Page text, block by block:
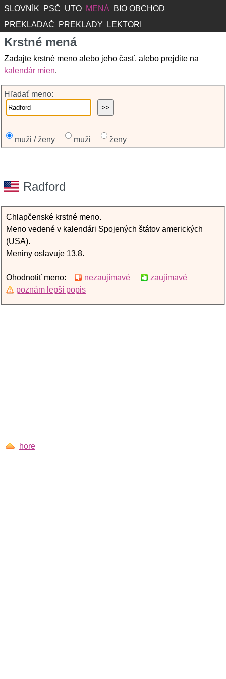
SLOVNÍK PSČ UTO MENÁ
BIO OBCHOD
PREKLADAČ
PREKLADY LEKTORI
Krstné mená
Zadajte krstné meno alebo jeho časť, alebo prejdite na
kalendár mien.
Hľadať meno:
muži / ženy muži ženy
Radford
Chlapčenské krstné meno.
Meno vedené v kalendári Spojených štátov amerických
(USA).
Meniny oslavuje 13.8.
Ohodnotiť meno: nezaujímavé
zaujímavé
poznám lepší popis
hore